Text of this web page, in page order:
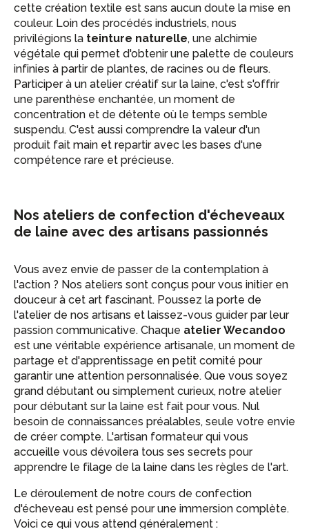
cette création textile est sans aucun doute la mise en
couleur. Loin des procédés industriels, nous
privilégions la teinture naturelle, une alchimie
végétale qui permet d'obtenir une palette de couleurs
infinies à partir de plantes, de racines ou de fleurs.
Participer à un atelier créatif sur la laine, c'est s'offrir
une parenthèse enchantée, un moment de
concentration et de détente où le temps semble
suspendu. C'est aussi comprendre la valeur d'un
produit fait main et repartir avec les bases d'une
compétence rare et précieuse.
Nos ateliers de confection d'écheveaux
de laine avec des artisans passionnés
Vous avez envie de passer de la contemplation à
l'action ? Nos ateliers sont conçus pour vous initier en
douceur à cet art fascinant. Poussez la porte de
l'atelier de nos artisans et laissez-vous guider par leur
passion communicative. Chaque atelier Wecandoo
est une véritable expérience artisanale, un moment de
partage et d'apprentissage en petit comité pour
garantir une attention personnalisée. Que vous soyez
grand débutant ou simplement curieux, notre atelier
pour débutant sur la laine est fait pour vous. Nul
besoin de connaissances préalables, seule votre envie
de créer compte. L'artisan formateur qui vous
accueille vous dévoilera tous ses secrets pour
apprendre le filage de la laine dans les règles de l'art.
Le déroulement de notre cours de confection
d'écheveau est pensé pour une immersion complète.
Voici ce qui vous attend généralement :